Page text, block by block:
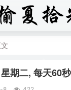
期二, 每天60